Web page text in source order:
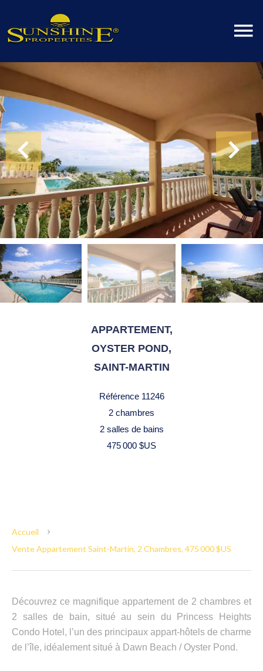
APPARTEMENT,
OYSTER POND,
SAINT-MARTIN
Référence11246
2 chambres
2 salles de bains
475 000 $US
Accueil
Vente Appartement Saint-Martin, 2 Chambres, 475 000 $US
Découvrez ce magnifique appartement de 2 chambres et
2 salles de bain, situé au sein du Princess Heights
Condo Hotel, l’un des principaux appart-hôtels de charme
de l’île, idéalement situé à Dawn Beach / Oyster Pond.